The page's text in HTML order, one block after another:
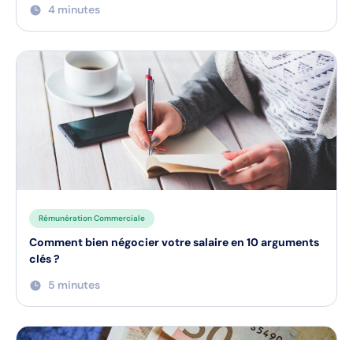
4 minutes
Rémunération Commerciale
Comment bien négocier votre salaire en 10 arguments
clés ?
5 minutes